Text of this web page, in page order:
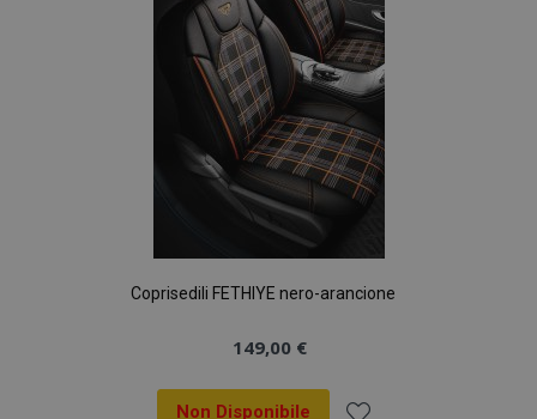
Coprisedili FETHIYE nero-arancione
149,00 €
Non Disponibile